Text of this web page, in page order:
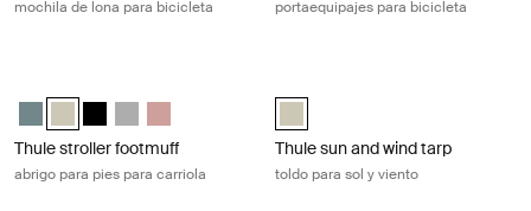
mochila de lona para bicicleta portaequipajes para bicicleta
Thule stroller footmuff Azul medio
Thule stroller footmuff Soft Beige (selected)
Thule stroller footmuff Negro
Thule stroller footmuff Gray Melange
Thule stroller footmuff Misty Rose
Thule stroller footmuff
abrigo para pies para carriola
Thule sun and wind tarp Soft
Thule sun and wind tarp
toldo para sol y viento